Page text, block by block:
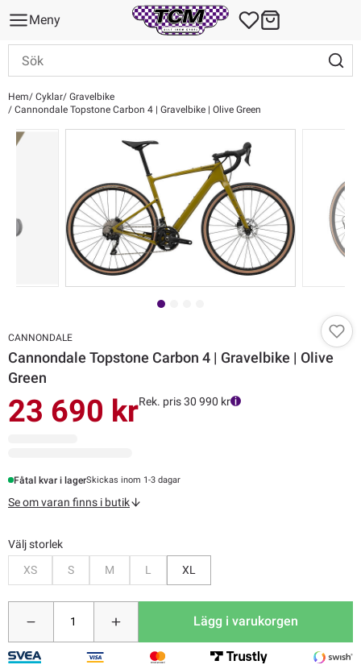
Meny
Hem Cyklar Gravelbike
Cannondale Topstone Carbon 4 | Gravelbike | Olive Green
CANNONDALE
Cannondale Topstone Carbon 4 | Gravelbike | Olive
Green
23 690 krRek. pris 30 990 kr
Fåtal kvar i lagerSkickas inom 1-3 dagar
Se om varan finns i butik
Välj storlek
XS
S M L XL
Lägg i varukorgen